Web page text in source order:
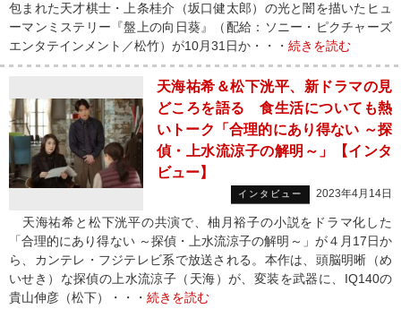
包まれた天才棋士・上条桂介（坂口健太郎）の光と闇を描いたヒュ
ーマンミステリー『盤上の向日葵』（配給：ソニー・ピクチャーズ
エンタテインメント／松竹）が10月31日か・・・ 続きを読む
天海祐希＆松下洸平、新ドラマの見
どころを語る 食生活についても熱
いトーク「合理的にあり得ない ～探
偵・上水流涼子の解明～」【インタ
ビュー】
インタビュー 2023年4月14日
天海祐希と松下洸平の共演で、柚月裕子の小説をドラマ化した
「合理的にあり得ない ～探偵・上水流涼子の解明～」が４月17日か
ら、カンテレ・フジテレビ系で放送される。本作は、頭脳明晰（め
いせき）な探偵の上水流涼子（天海）が、変装を武器に、IQ140の
貴山伸彦（松下）・・・ 続きを読む